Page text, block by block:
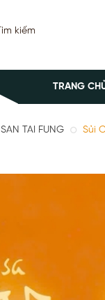
TRANG
SAN TAI FUNG Sủi